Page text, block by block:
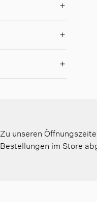
Zu unseren
Bestellungen im Store